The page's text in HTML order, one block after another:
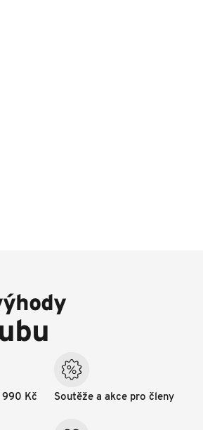
990 Kč Soutěže a akce pro členy